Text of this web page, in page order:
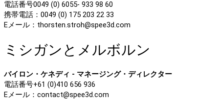
電話番号0049 (0) 6055- 933 98 60
携帯電話：0049 (0) 175 203 22 33
Eメール：thorsten.stroh@spee3d.com
ミシガンとメルボルン
バイロン・ケネディ - マネージング・ディレクター
電話番号+61 (0)410 656 936
Eメール：contact@spee3d.com